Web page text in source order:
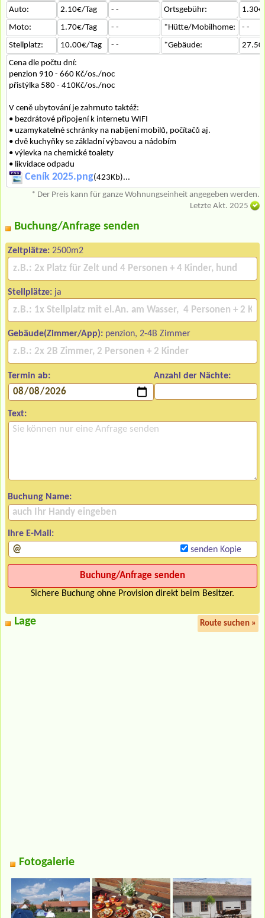
Auto: 2.10€/Tag - - Ortsgebühr:
Moto:
1.70€/Tag - - *Hütte/Mobilhome:
- -
Stellplatz:
10.00€/Tag - - *Gebäude:
Cena dle počtu dní:
penzion 910 - 660 Kč/os./noc
přistýlka 580 - 410Kč/os./noc
V ceně ubytování je zahrnuto taktéž:
• bezdrátové připojení k internetu WIFI
• uzamykatelné schránky na nabíjení mobilů, počítačů aj.
• dvě kuchyňky se základní výbavou a nádobím
• výlevka na chemické toalety
• likvidace odpadu
Ceník 2025.png(423Kb)...
* Der Preis kann für ganze Wohnungseinheit angegeben werden.
Letzte Akt. 2025
Buchung/Anfrage senden
Zeltplätze: 2500m2
Stellplätze: ja
Gebäude(Zimmer/App): penzion, 2-4B Zimmer
Termin ab: Anzahl der Nächte:
Text:
Buchung Name:
Ihre E-Mail:
senden Kopie
Sichere Buchung ohne Provision direkt beim Besitzer.
Lage Route suchen »
Fotogalerie